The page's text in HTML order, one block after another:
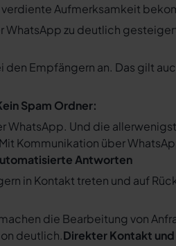
Aufmerksamkeit
WhatsApp zu deutlich
Empfängern an. Das gilt
Spam Ordner:
WhatsApp. Und die
Kommunikation über
Antworten
in Kontakt treten und auf
die Bearbeitung von
deutlich.Direkter Kontakt und